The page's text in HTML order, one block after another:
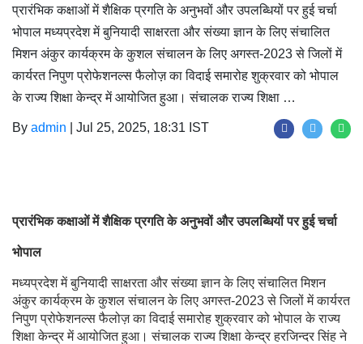
प्रारंभिक कक्षाओं में शैक्षिक प्रगति के अनुभवों और उपलब्धियों पर हुई चर्चा
भोपाल मध्यप्रदेश में बुनियादी साक्षरता और संख्या ज्ञान के लिए संचालित
मिशन अंकुर कार्यक्रम के कुशल संचालन के लिए अगस्त-2023 से जिलों में
कार्यरत निपुण प्रोफेशनल्स फैलोज़ का विदाई समारोह शुक्रवार को भोपाल
के राज्य शिक्षा केन्द्र में आयोजित हुआ। संचालक राज्य शिक्षा …
By admin Jul 25, 2025, 18:31 IST
प्रारंभिक कक्षाओं में शैक्षिक प्रगति के अनुभवों और उपलब्धियों पर हुई चर्चा
भोपाल
मध्यप्रदेश में बुनियादी साक्षरता और संख्‍या ज्ञान के लिए संचालित मिशन
अं‍कुर कार्यक्रम के कुशल संचालन के लिए अगस्त-2023 से जिलों में कार्यरत
निपुण प्रोफेशनल्स फैलोज़ का विदाई समारोह शुक्रवार को भोपाल के राज्य
शिक्षा केन्द्र में आयोजित हुआ। संचालक राज्य शिक्षा केन्द्र हरजिन्‍दर सिंह ने